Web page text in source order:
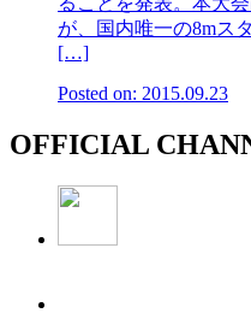
が、国内唯一の8mス
[…]
Posted on: 2015.09.23
OFFICIAL